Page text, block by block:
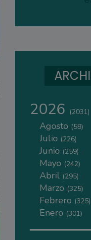
2026 (2031)
Agosto (58)
Julio (226)
Junio (259)
Mayo (242)
Abril (295)
Marzo (325)
Febrero (325)
Enero (301)